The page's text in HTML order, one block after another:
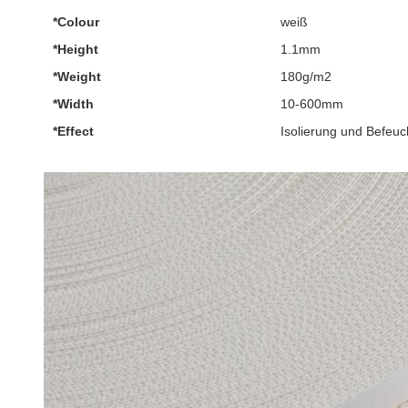
*Colour
weiß
*Height
1.1mm
*Weight
180g/m2
*Width
10-600mm
*Effect
Isolierung und